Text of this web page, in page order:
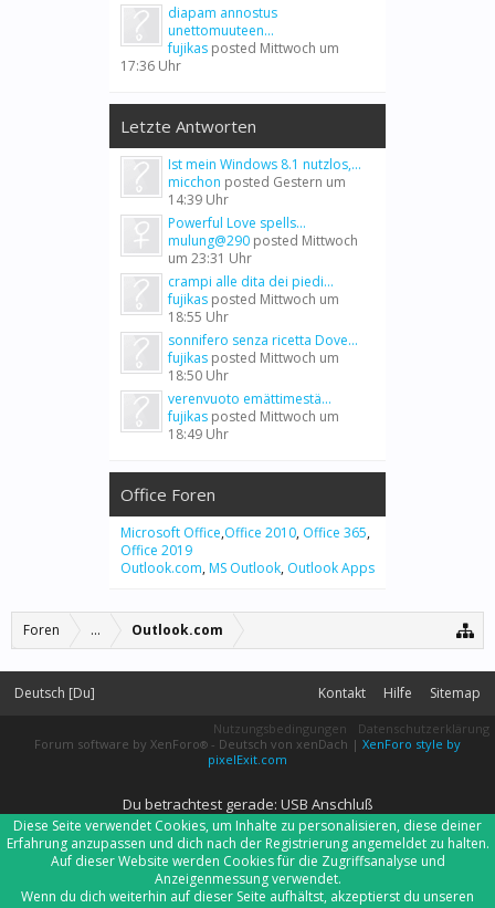
diapam annostus
unettomuuteen...
fujikas posted Mittwoch um
17:36 Uhr
Letzte Antworten
Ist mein Windows 8.1 nutzlos,...
micchon posted Gestern um
14:39 Uhr
Powerful Love spells...
mulung@290 posted Mittwoch
um 23:31 Uhr
crampi alle dita dei piedi...
fujikas posted Mittwoch um
18:55 Uhr
sonnifero senza ricetta Dove...
fujikas posted Mittwoch um
18:50 Uhr
verenvuoto emättimestä...
fujikas posted Mittwoch um
18:49 Uhr
Office Foren
Microsoft Office,Office 2010, Office 365,
Office 2019
Outlook.com, MS Outlook, Outlook Apps
Foren ... Outlook.com
Deutsch [Du] Kontakt Hilfe Sitemap
Nutzungsbedingungen
Datenschutzerklärung
Forum software by XenForo® - Deutsch von xenDach | XenForo style by
pixelExit.com
Du betrachtest gerade: USB Anschluß
Diese Seite verwendet Cookies, um Inhalte zu personalisieren, diese deiner
Erfahrung anzupassen und dich nach der Registrierung angemeldet zu halten.
Auf dieser Website werden Cookies für die Zugriffsanalyse und
Anzeigenmessung verwendet.
Wenn du dich weiterhin auf dieser Seite aufhältst, akzeptierst du unseren